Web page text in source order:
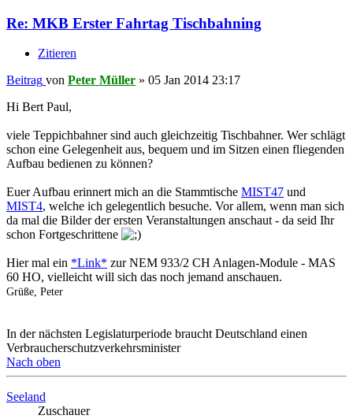
Re: MKB Erster Fahrtag Tischbahning
Zitieren
Beitrag von Peter Müller » 05 Jan 2014 23:17
Hi Bert Paul,
viele Teppichbahner sind auch gleichzeitig Tischbahner. Wer schlägt
schon eine Gelegenheit aus, bequem und im Sitzen einen fliegenden
Aufbau bedienen zu können?
Euer Aufbau erinnert mich an die Stammtische MIST47 und
MIST4, welche ich gelegentlich besuche. Vor allem, wenn man sich
da mal die Bilder der ersten Veranstaltungen anschaut - da seid Ihr
schon Fortgeschrittene
Hier mal ein *Link* zur NEM 933/2 CH Anlagen-Module - MAS
60 HO, vielleicht will sich das noch jemand anschauen.
Grüße, Peter
In der nächsten Legislaturperiode braucht Deutschland einen
Verbraucherschutzverkehrsminister
Nach oben
Seeland
Zuschauer